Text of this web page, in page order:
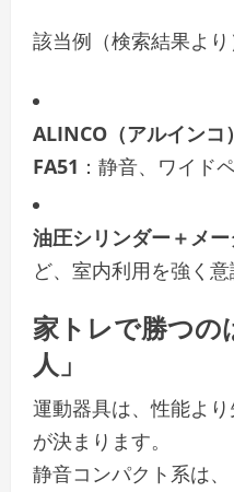
該当例（検索結果より
ALINCO（アルインコ
FA51 ：静音、ワイド
油圧シリンダー＋メ
ど、室内利用を強く
家トレで勝つの
人」
運動器具は、性能よ
が決まります。
静音コンパクト系は、